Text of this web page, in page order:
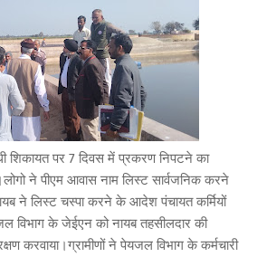
शिकायत पर 7 दिवस में प्रकरण निपटने का
ने पीएम आवास नाम लिस्ट सार्वजनिक करने
ने लिस्ट चस्पा करने के आदेश पंचायत कर्मियों
विभाग के जेईएन को नायब तहसीलदार की
करवाया।ग्रामीणों ने पेयजल विभाग के कर्मचारी